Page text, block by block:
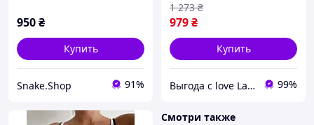
950₴
Купить
Snake.Shop 91%
979₴
1 273 ₴
Купить
Выгода с love Lab Интернет-магазин смелых подарков 99%
Смотри также